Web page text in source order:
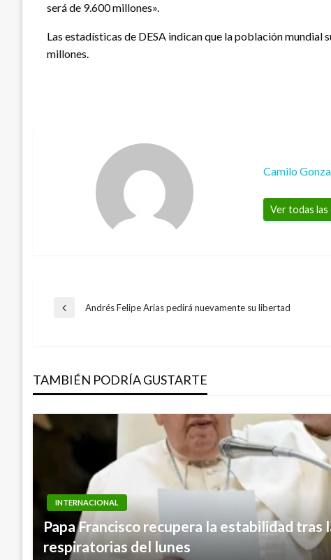
será de 9.600 millones».
Las estadísticas de DESA indican que la población mundial
millones.
Camilo
Ver todas las
Navegación
entradas
Entrada
Andrés Felipe Arias pedirá nuevamente su libertad
TAMBIÉN PODRÍA GUSTARTE
INTERNACIONAL
Papa Francisco recupera la estabilidad tras
respiratorias del lunes
INTERNACIONAL
Si soy censurado, todo el mundo sería más